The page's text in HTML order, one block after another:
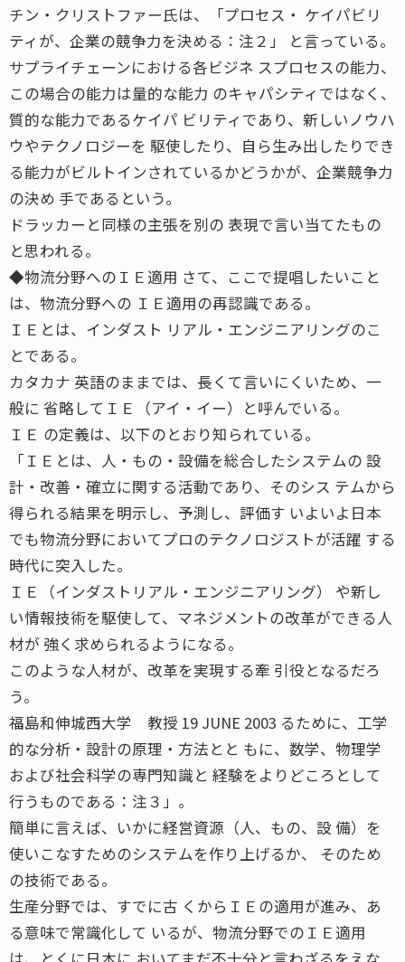
チン・クリストファー氏は、「プロセス・ ケイパビリ
ティが、企業の競争力を決める：注２」 と言っている。
サプライチェーンにおける各ビジネ スプロセスの能力、
この場合の能力は量的な能力 のキャパシティではなく、
質的な能力であるケイパ ビリティであり、新しいノウハ
ウやテクノロジーを 駆使したり、自ら生み出したりでき
る能力がビルトインされているかどうかが、企業競争力
の決め 手であるという。
ドラッカーと同様の主張を別の 表現で言い当てたもの
と思われる。
◆物流分野へのＩＥ適用 さて、ここで提唱したいこと
は、物流分野への ＩＥ適用の再認識である。
ＩＥとは、インダスト リアル・エンジニアリングのこ
とである。
カタカナ 英語のままでは、長くて言いにくいため、一
般に 省略してＩＥ（アイ・イー）と呼んでいる。
ＩＥ の定義は、以下のとおり知られている。
「ＩＥとは、人・もの・設備を総合したシステムの 設
計・改善・確立に関する活動であり、そのシス テムから
得られる結果を明示し、予測し、評価す いよいよ日本
でも物流分野においてプロのテクノロジストが活躍 する
時代に突入した。
ＩＥ（インダストリアル・エンジニアリング） や新し
い情報技術を駆使して、マネジメントの改革ができる人
材が 強く求められるようになる。
このような人材が、改革を実現する牽 引役となるだろ
う。
福島和伸城西大学 教授 19 JUNE 2003 るために、工学
的な分析・設計の原理・方法とと もに、数学、物理学
および社会科学の専門知識と 経験をよりどころとして
行うものである：注３」。
簡単に言えば、いかに経営資源（人、もの、設 備）を
使いこなすためのシステムを作り上げるか、 そのため
の技術である。
生産分野では、すでに古 くからＩＥの適用が進み、あ
る意味で常識化して いるが、物流分野でのＩＥ適用